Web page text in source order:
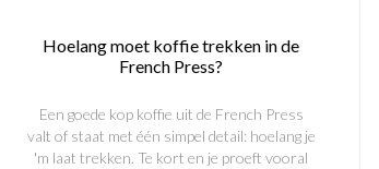
Hoelang moet koffie trekken in de
French Press?
Een goede kop koffie uit de French Press
valt of staat met één simpel detail: hoelang je
'm laat trekken. Te kort en je proeft vooral